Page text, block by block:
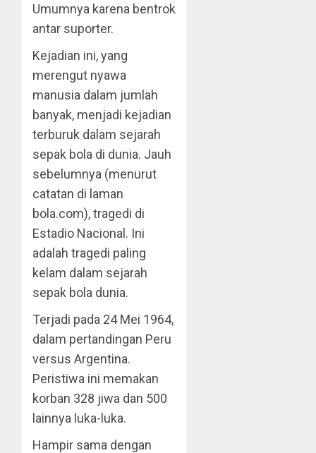
Umumnya karena bentrok
antar suporter.
Kejadian ini, yang
merengut nyawa
manusia dalam jumlah
banyak, menjadi kejadian
terburuk dalam sejarah
sepak bola di dunia. Jauh
sebelumnya (menurut
catatan di laman
bola.com), tragedi di
Estadio Nacional. Ini
adalah tragedi paling
kelam dalam sejarah
sepak bola dunia.
Terjadi pada 24 Mei 1964,
dalam pertandingan Peru
versus Argentina.
Peristiwa ini memakan
korban 328 jiwa dan 500
lainnya luka-luka.
Hampir sama dengan